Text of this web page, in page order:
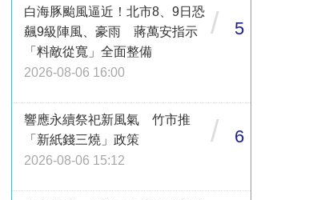
白海豚颱風逼近！北市8、9日恐
飆9級陣風、豪雨 蔣萬安指示
「料敵從寬」全面整備
2026-08-06 16:00
/ 5
響應永續祭祀新風氣 竹市推
「新紙錢三燒」政策
2026-08-06 15:12
/ 6